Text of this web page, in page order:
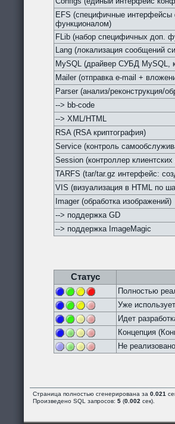
EFS (специфичные
функционалом)
FLib (набор специфичных доп.
Lang (локализация сообщений
MySQL (драйвер СУБД MySQL,
Mailer (отправка e-mail +
Parser (анализ/реконструкция/
--> bb-code
--> XML/HTML
RSA (RSA криптография)
Service (контроль
Session (контроллер клиентских
TARFS (tar/tar.gz интерфейс:
VIS (визуализация в HTML по
Imager (обработка изображений)
--> поддержка GD
--> поддержка ImageMagic
Статус
Полностью
Уже
Идет
Концепция
Не
Страница полностью сгенерирована за 0.021
Произведено SQL запросов: 5 (0.002 сек).